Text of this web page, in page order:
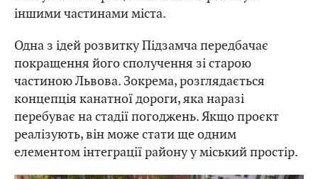
іншими частинами міста.
Одна з ідей розвитку Підзамча передбачає
покращення його сполучення зі старою
частиною Львова. Зокрема, розглядається
концепція канатної дороги, яка наразі
перебуває на стадії погоджень. Якщо проєкт
реалізують, він може стати ще одним
елементом інтеграції району у міський простір.